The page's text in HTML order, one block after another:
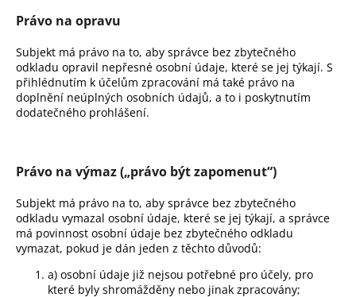
Právo na opravu
Subjekt má právo na to, aby správce bez zbytečného
odkladu opravil nepřesné osobní údaje, které se jej týkají. S
přihlédnutím k účelům zpracování má také právo na
doplnění neúplných osobních údajů, a to i poskytnutím
dodatečného prohlášení.
Právo na výmaz („právo být zapomenut“)
Subjekt má právo na to, aby správce bez zbytečného
odkladu vymazal osobní údaje, které se jej týkají, a správce
má povinnost osobní údaje bez zbytečného odkladu
vymazat, pokud je dán jeden z těchto důvodů:
a) osobní údaje již nejsou potřebné pro účely, pro
které byly shromážděny nebo jinak zpracovány;